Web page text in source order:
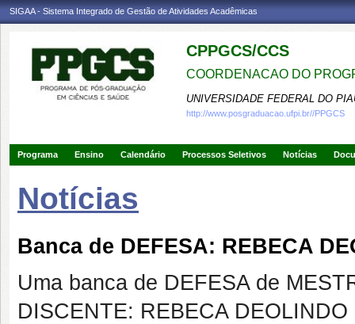
SIGAA - Sistema Integrado de Gestão de Atividades Acadêmicas
CPPGCS/CCS
COORDENACAO DO
UNIVERSIDADE FEDERAL DO
http://www.posgraduacao.ufpi.br//PPGCS
Programa Ensino Calendário Processos Seletivos Notícias
Notícias
Banca de DEFESA: REBECA
Uma banca de DEFESA de
DISCENTE: REBECA DEOLINDO